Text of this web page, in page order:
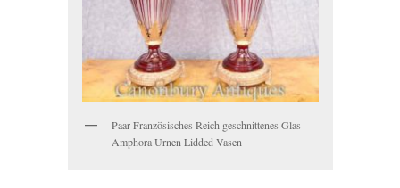
Paar Französisches Reich geschnittenes Glas
Amphora Urnen Lidded Vasen